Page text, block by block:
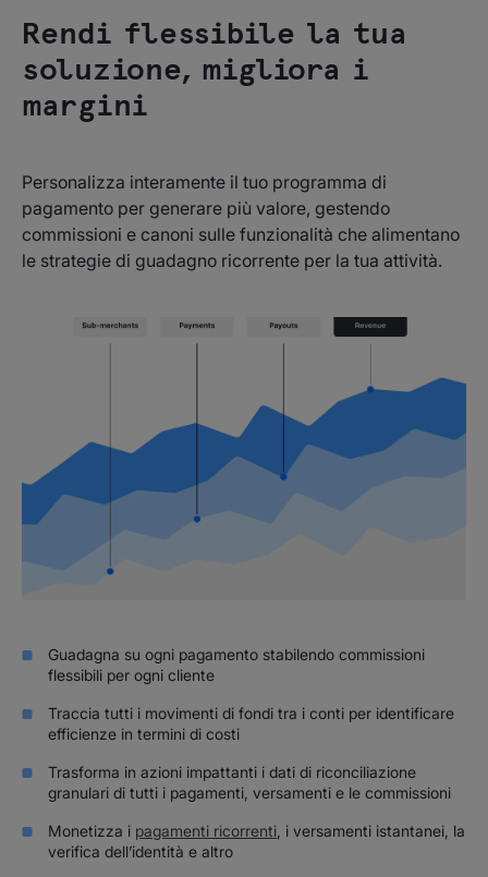
Rendi flessibile la tua
soluzione, migliora i
margini
Personalizza interamente il tuo programma di
pagamento per generare più valore, gestendo
commissioni e canoni sulle funzionalità che alimentano
le strategie di guadagno ricorrente per la tua attività.
Guadagna su ogni pagamento stabilendo commissioni
flessibili per ogni cliente
Traccia tutti i movimenti di fondi tra i conti per identificare
efficienze in termini di costi
Trasforma in azioni impattanti i dati di riconciliazione
granulari di tutti i pagamenti, versamenti e le commissioni
Monetizza i pagamenti ricorrenti , i versamenti istantanei, la
verifica dell’identità e altro